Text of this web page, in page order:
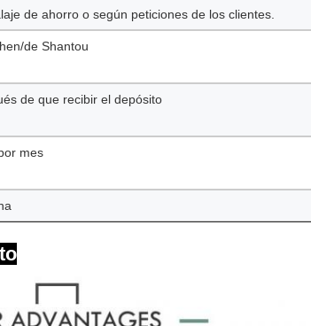
de ahorro o según peticiones de los clientes.
de Shantou
de que recibir el depósito
mes